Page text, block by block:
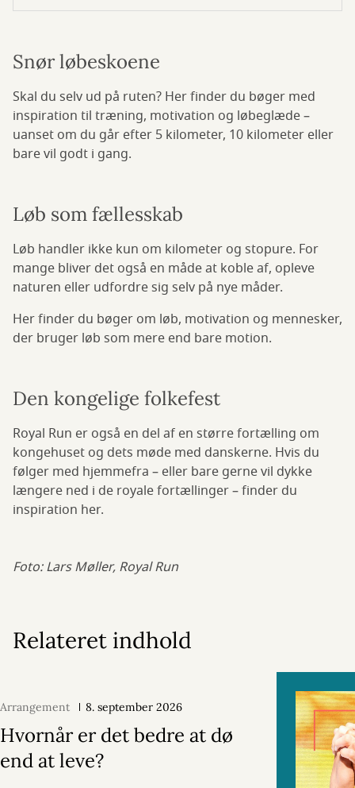
Snør løbeskoene
Skal du selv ud på ruten? Her finder du bøger med
inspiration til træning, motivation og løbeglæde –
uanset om du går efter 5 kilometer, 10 kilometer eller
bare vil godt i gang.
Løb som fællesskab
Løb handler ikke kun om kilometer og stopure. For
mange bliver det også en måde at koble af, opleve
naturen eller udfordre sig selv på nye måder.
Her finder du bøger om løb, motivation og mennesker,
der bruger løb som mere end bare motion.
Den kongelige folkefest
Royal Run er også en del af en større fortælling om
kongehuset og dets møde med danskerne. Hvis du
følger med hjemmefra – eller bare gerne vil dykke
længere ned i de royale fortællinger – finder du
inspiration her.
Foto: Lars Møller, Royal Run
Relateret indhold
Arrangement 8. september 2026
Hvornår er det bedre at dø
end at leve?